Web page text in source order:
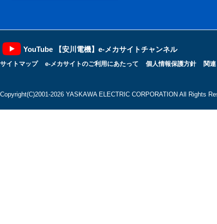
YouTube 【安川電機】e-メカサイトチャンネル
サイトマップ e-メカサイトのご利用にあたって 個人情報保護方針 関
Copyright(C)2001‐2026 YASKAWA ELECTRIC CORPORATION All Rights